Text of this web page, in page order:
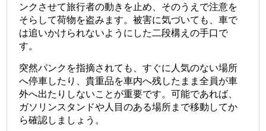
ンクさせて旅行者の動きを止め、そのうえで注意を
そらして荷物を盗みます。被害に気づいても、車で
は追いかけられないようにした二段構えの手口で
す。
突然パンクを指摘されても、すぐに人気のない場所
へ停車したり、貴重品を車内へ残したまま全員が車
外へ出たりしないことが重要です。可能であれば、
ガソリンスタンドや人目のある場所まで移動してか
ら確認しましょう。